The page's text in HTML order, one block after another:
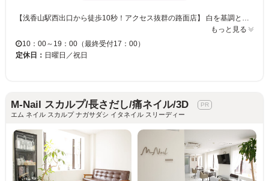
【浅香山駅西出口から徒歩10秒！アクセス抜群の路面店】 白を基調とした、ふんわり落ち着くアットホームなプライベートサロン【fleurir（フルーリル）】です。 長年愛されているアート技術や提案力抜群のネイルに加え、現在は【アイメニュー】や【効果重視の美肌脱毛・光フェイシャル】まで幅広く対応したトータルビューティーサロンとして、多くのお客様にお越しいただいております。 ◆当店のこだわり◆ ・ネイル：爪に優しく、大人上品な定額＆ニュアンスデザイン ・アイ：丁寧なカウンセリングで理想を叶える、モチの良い似合わせ目元ケア ・脱毛：太い毛からうぶ毛までしっかりアプローチ！痛みが少なくスピーディー リラックスできる落ち着いた空間ですので、周りを気にせず「キレイ」と「癒し」を同時に欲張っていただけます。「忙しいけれど一箇所でトータルケアを済ませたい」「本気で効果を実感したい」という方は、ぜひ一度当店へお任せください。 皆様のご来店を心よりお待ちしております！
もっと見る
10：00～19：00（最終受付17：00）
定休日： 日曜日／祝日
M-Nail スカルプ/長さだし/痛ネイル/3D
エム ネイル スカルプ ナガサダシ イタネイル スリーディー